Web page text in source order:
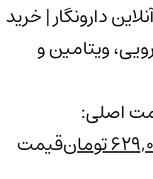
دارونگار | خرید
ویتامین و
اصلی:
تومانقیمت